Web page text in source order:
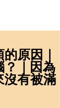
原因｜
？｜因為
沒有被滿